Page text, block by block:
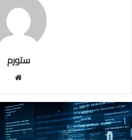
ستورم
الوي
ب